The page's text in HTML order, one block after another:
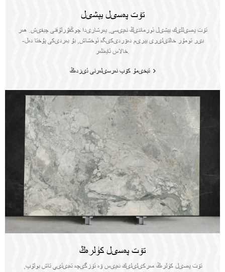
تۆت پەسىل يېشىل
تۆت پەسىللىك يېشىل ئورماننىڭ نەپىسى, يەرشارىدا چوڭقۇرلۇقنى چېقىش. ھەر
بىر تومۇر خالتىلىرى يېرىم دەۋردىكىگە ئوخشاش, بۇ يەردىكى پۇختا دەل-
خالاس ئايەتلەر.
تېخىمۇ كۆپ نەرسىلەرنى ئىزدەڭ
تۆت پەسىل كۈلرەڭ
تۆت پەسىل كۈلرەڭ مەركىلىلىك نەپىس ۋە ئۆزگىچە تەبىئىي تاش بولۇپ,